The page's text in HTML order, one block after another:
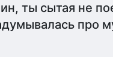
ты сытая не
про